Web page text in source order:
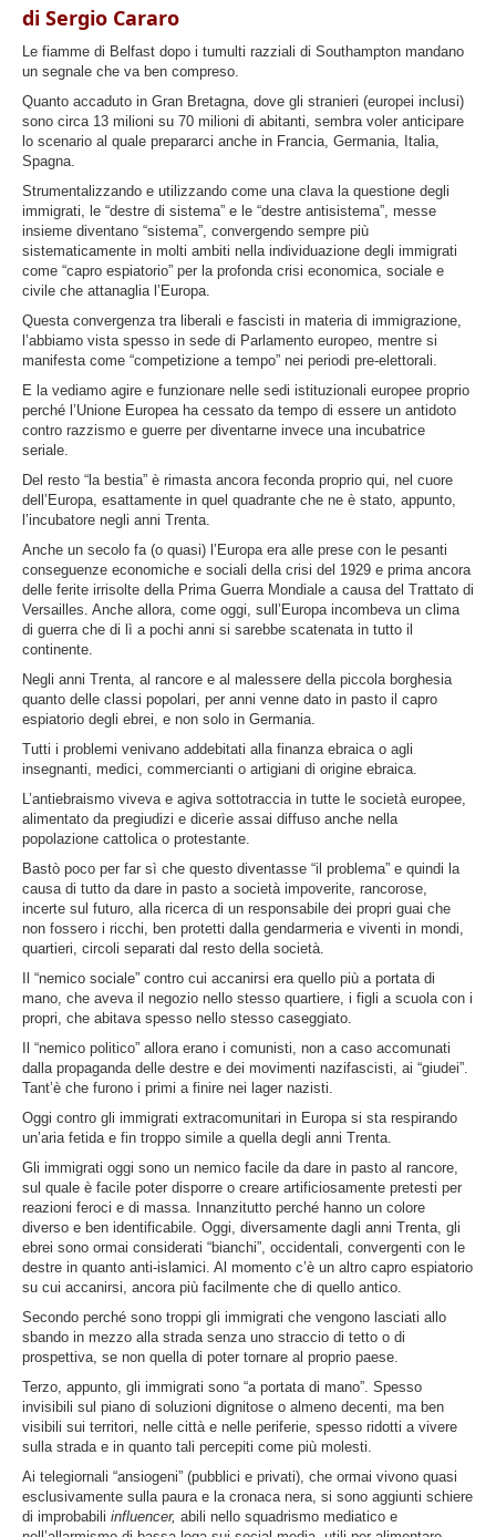
di Sergio Cararo
Le fiamme di Belfast dopo i tumulti razziali di Southampton mandano
un segnale che va ben compreso.
Quanto accaduto in Gran Bretagna, dove gli stranieri (europei inclusi)
sono circa 13 milioni su 70 milioni di abitanti, sembra voler anticipare
lo scenario al quale prepararci anche in Francia, Germania, Italia,
Spagna.
Strumentalizzando e utilizzando come una clava la questione degli
immigrati, le “destre di sistema” e le “destre antisistema”, messe
insieme diventano “sistema”, convergendo sempre più
sistematicamente in molti ambiti nella individuazione degli immigrati
come “capro espiatorio” per la profonda crisi economica, sociale e
civile che attanaglia l’Europa.
Questa convergenza tra liberali e fascisti in materia di immigrazione,
l’abbiamo vista spesso in sede di Parlamento europeo, mentre si
manifesta come “competizione a tempo” nei periodi pre-elettorali.
E la vediamo agire e funzionare nelle sedi istituzionali europee proprio
perché l’Unione Europea ha cessato da tempo di essere un antidoto
contro razzismo e guerre per diventarne invece una incubatrice
seriale.
Del resto “la bestia” è rimasta ancora feconda proprio qui, nel cuore
dell’Europa, esattamente in quel quadrante che ne è stato, appunto,
l’incubatore negli anni Trenta.
Anche un secolo fa (o quasi) l’Europa era alle prese con le pesanti
conseguenze economiche e sociali della crisi del 1929 e prima ancora
delle ferite irrisolte della Prima Guerra Mondiale a causa del Trattato di
Versailles. Anche allora, come oggi, sull’Europa incombeva un clima
di guerra che di lì a pochi anni si sarebbe scatenata in tutto il
continente.
Negli anni Trenta, al rancore e al malessere della piccola borghesia
quanto delle classi popolari, per anni venne dato in pasto il capro
espiatorio degli ebrei, e non solo in Germania.
Tutti i problemi venivano addebitati alla finanza ebraica o agli
insegnanti, medici, commercianti o artigiani di origine ebraica.
L’antiebraismo viveva e agiva sottotraccia in tutte le società europee,
alimentato da pregiudizi e dicerìe assai diffuso anche nella
popolazione cattolica o protestante.
Bastò poco per far sì che questo diventasse “il problema” e quindi la
causa di tutto da dare in pasto a società impoverite, rancorose,
incerte sul futuro, alla ricerca di un responsabile dei propri guai che
non fossero i ricchi, ben protetti dalla gendarmeria e viventi in mondi,
quartieri, circoli separati dal resto della società.
Il “nemico sociale” contro cui accanirsi era quello più a portata di
mano, che aveva il negozio nello stesso quartiere, i figli a scuola con i
propri, che abitava spesso nello stesso caseggiato.
Il “nemico politico” allora erano i comunisti, non a caso accomunati
dalla propaganda delle destre e dei movimenti nazifascisti, ai “giudei”.
Tant’è che furono i primi a finire nei lager nazisti.
Oggi contro gli immigrati extracomunitari in Europa si sta respirando
un’aria fetida e fin troppo simile a quella degli anni Trenta.
Gli immigrati oggi sono un nemico facile da dare in pasto al rancore,
sul quale è facile poter disporre o creare artificiosamente pretesti per
reazioni feroci e di massa. Innanzitutto perché hanno un colore
diverso e ben identificabile. Oggi, diversamente dagli anni Trenta, gli
ebrei sono ormai considerati “bianchi”, occidentali, convergenti con le
destre in quanto anti-islamici. Al momento c’è un altro capro espiatorio
su cui accanirsi, ancora più facilmente che di quello antico.
Secondo perché sono troppi gli immigrati che vengono lasciati allo
sbando in mezzo alla strada senza uno straccio di tetto o di
prospettiva, se non quella di poter tornare al proprio paese.
Terzo, appunto, gli immigrati sono “a portata di mano”. Spesso
invisibili sul piano di soluzioni dignitose o almeno decenti, ma ben
visibili sui territori, nelle città e nelle periferie, spesso ridotti a vivere
sulla strada e in quanto tali percepiti come più molesti.
Ai telegiornali “ansiogeni” (pubblici e privati), che ormai vivono quasi
esclusivamente sulla paura e la cronaca nera, si sono aggiunti schiere
di improbabili influencer, abili nello squadrismo mediatico e